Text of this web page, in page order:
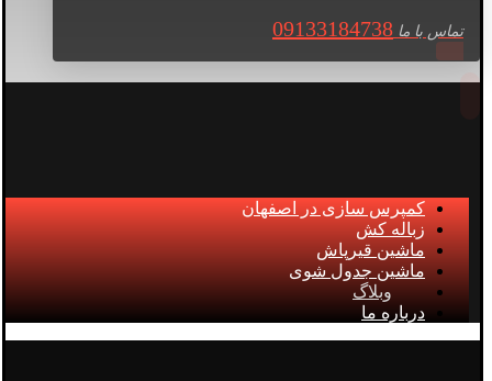
تماس با ما 09133184738
کمپرس سازی در اصفهان
زباله کش
ماشین قیرپاش
ماشین جدول شوی
وبلاگ
درباره ما